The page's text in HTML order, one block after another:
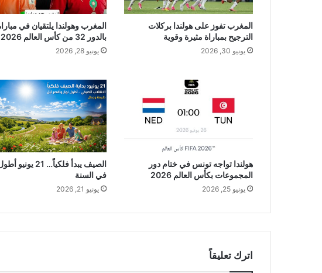
المغرب تفوز على هولندا بركلات
الترجيح بمباراة مثيرة وقوية
يونيو 30, 2026
المغرب وهولندا يلتقيان في
بالدور 32 من كأس العالم 2026
يونيو 28, 2026
هولندا تواجه تونس في ختام دور
المجموعات بكأس العالم 2026
يونيو 25, 2026
الصيف يبدأ فلكياً… 21
في السنة
يونيو 21, 2026
اترك تعليقاً